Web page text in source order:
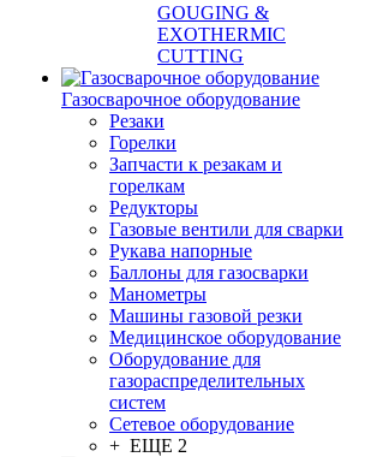
GOUGING &
EXOTHERMIC
CUTTING
Газосварочное оборудование
Резаки
Горелки
Запчасти к резакам и
горелкам
Редукторы
Газовые вентили для сварки
Рукава напорные
Баллоны для газосварки
Манометры
Машины газовой резки
Медицинское оборудование
Оборудование для
газораспределительных
систем
Сетевое оборудование
+ ЕЩЕ 2